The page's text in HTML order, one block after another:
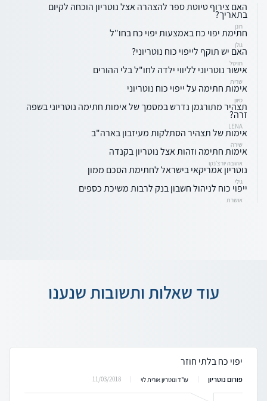
האם צירוף טיוטת ספר להצהרה אצל נוטריון הוכחה לקיום
בתאריך?
רונן
חתימת יפוי כח באמצעות יפוי כח בחו"ל
גולן
האם יש תוקף לייפוי כוח נוטריוני?
רוויטל
אישור נוטריוני לליווי ילדה לחו"ל בלי ההורים
שרית
אימות חתימה על ייפוי כוח נוטריוני
סיוון
תצהיר מתורגמן נדרש במסמך של אימות חתימה נוטריוני בשפה
זרה?
LENA
אימות של תצהיר הסתלקות מעיזבון בארה"ב
שירה
אימות חתימה וזהות אצל נוטריון בקנדה
אהובה יורצ׳נקו
נוטריון אמריקאי בישראל לחתימת הסכם ממון
גילי
ייפוי כוח לניהול חשבון בנק לרבות משיכת כספים
אושרת
עוד שאלות ותשובות שנענו
יפוי כח בלתי חוזר
פורום נוטריון עו"ד ונוטריון אורית לוי 11/03/2018